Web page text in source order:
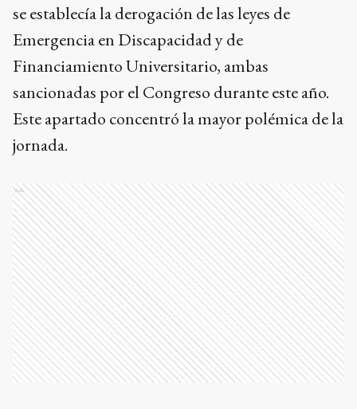
se establecía la derogación de las leyes de
Emergencia en Discapacidad y de
Financiamiento Universitario, ambas
sancionadas por el Congreso durante este año.
Este apartado concentró la mayor polémica de la
jornada.
Ads